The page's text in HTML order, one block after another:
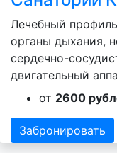
Лечебный
органы дыхания,
сердечно-
двигательный
от 2600
Забронировать